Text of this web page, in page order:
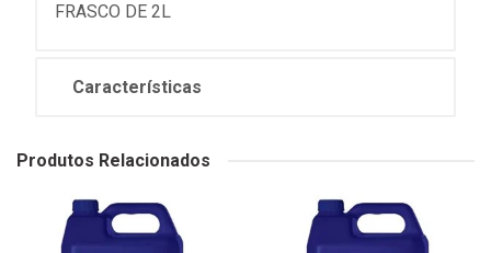
FRASCO DE 2L
Características
Produtos Relacionados